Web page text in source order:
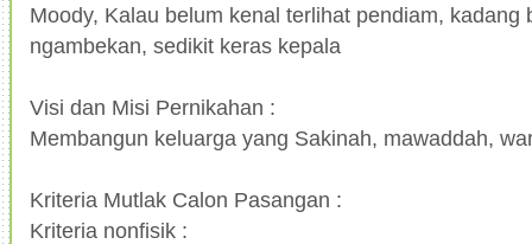
Moody, Kalau belum kenal terlihat pendiam, kadang
ngambekan, sedikit keras kepala
Visi dan Misi Pernikahan :
Membangun keluarga yang Sakinah, mawaddah,
Kriteria Mutlak Calon Pasangan :
Kriteria nonfisik :